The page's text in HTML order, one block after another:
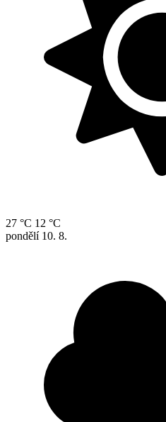
27 °C 12 °C
pondělí 10. 8.